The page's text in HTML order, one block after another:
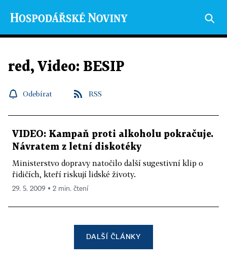
red, Video: BESIP
Odebírat RSS
VIDEO: Kampaň proti alkoholu pokračuje.
Návratem z letní diskotéky
Ministerstvo dopravy natočilo další sugestivní klip o
řidičích, kteří riskují lidské životy.
29. 5. 2009 ▪ 2 min. čtení
DALŠÍ ČLÁNKY